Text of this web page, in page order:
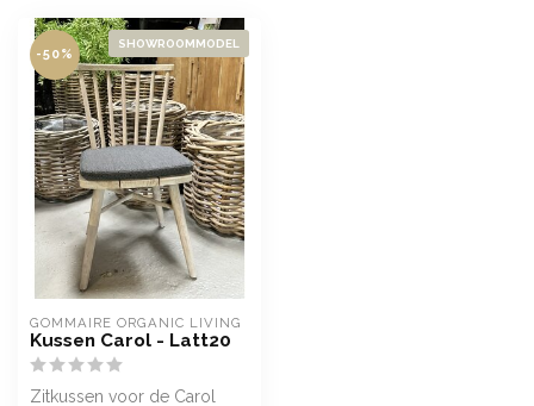
SHOWROOMMODEL
-50%
GOMMAIRE ORGANIC LIVING
Kussen Carol - Latt20
Zitkussen voor de Carol